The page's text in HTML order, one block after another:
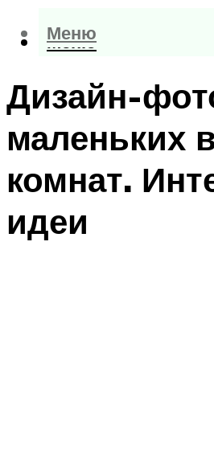
Меню
Меню
Дизайн-
маленьких
комнат.
идеи